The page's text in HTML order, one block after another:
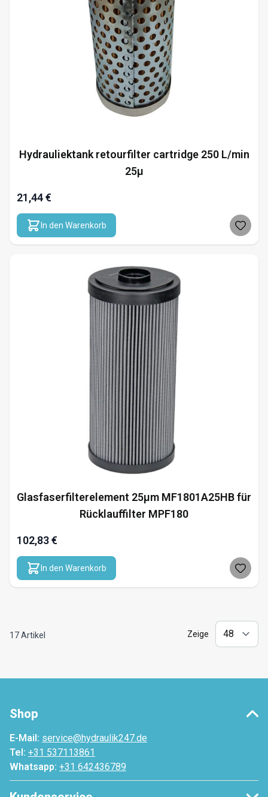
Hydrauliektank retourfilter cartridge 250 L/min
25µ
21,44 €
In den Warenkorb
Glasfaserfilterelement 25µm MF1801A25HB für
Rücklauffilter MPF180
102,83 €
In den Warenkorb
17Artikel Zeige
Shop
E-Mail: service@hydraulik247.de
Tel: +31 537113861
Whatsapp: +31 642436789